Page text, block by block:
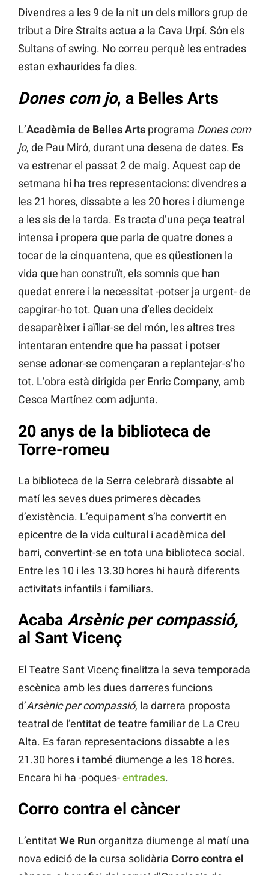
Divendres a les 9 de la nit un dels millors grup de
tribut a Dire Straits actua a la Cava Urpí. Són els
Sultans of swing. No correu perquè les entrades
estan exhaurides fa dies.
Dones com jo, a Belles Arts
L’Acadèmia de Belles Arts programa Dones com
jo, de Pau Miró, durant una desena de dates. Es
va estrenar el passat 2 de maig. Aquest cap de
setmana hi ha tres representacions: divendres a
les 21 hores, dissabte a les 20 hores i diumenge
a les sis de la tarda. Es tracta d’una peça teatral
intensa i propera que parla de quatre dones a
tocar de la cinquantena, que es qüestionen la
vida que han construït, els somnis que han
quedat enrere i la necessitat -potser ja urgent- de
capgirar-ho tot. Quan una d’elles decideix
desaparèixer i aïllar-se del món, les altres tres
intentaran entendre que ha passat i potser
sense adonar-se començaran a replantejar-s’ho
tot. L’obra està dirigida per Enric Company, amb
Cesca Martínez com adjunta.
20 anys de la biblioteca de
Torre-romeu
La biblioteca de la Serra celebrarà dissabte al
matí les seves dues primeres dècades
d’existència. L’equipament s’ha convertit en
epicentre de la vida cultural i acadèmica del
barri, convertint-se en tota una biblioteca social.
Entre les 10 i les 13.30 hores hi haurà diferents
activitats infantils i familiars.
Acaba Arsènic per compassió,
al Sant Vicenç
El Teatre Sant Vicenç finalitza la seva temporada
escènica amb les dues darreres funcions
d’Arsènic per compassió, la darrera proposta
teatral de l’entitat de teatre familiar de La Creu
Alta. Es faran representacions dissabte a les
21.30 hores i també diumenge a les 18 hores.
Encara hi ha -poques-entrades.
Corro contra el càncer
L’entitatWe Runorganitza diumenge al matí una
nova edició de la cursa solidària Corro contra el